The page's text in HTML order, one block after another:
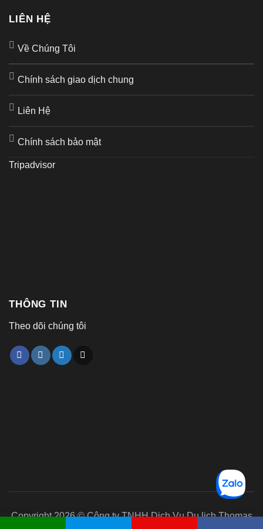
LIÊN HỆ
Về Chúng Tôi
Chính sách giao dịch chung
Liên Hệ
Chính sách bảo mật
Tripadvisor
THÔNG TIN
Theo dõi chúng tôi
Copyright 2026 © Công ty TNHH Dịch Vụ Du lịch Thomas